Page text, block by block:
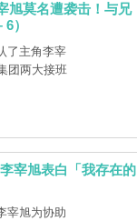
旭莫名遭袭击！与兄
）
了主角李宰
团两大接班
宰旭表白「我存在的
宰旭为协助